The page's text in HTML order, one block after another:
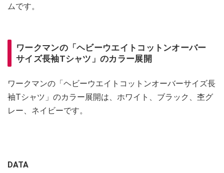
ムです。
ワークマンの「ヘビーウエイトコットンオーバー
サイズ長袖Tシャツ」のカラー展開
ワークマンの「ヘビーウエイトコットンオーバーサイズ長
袖Tシャツ」のカラー展開は、ホワイト、ブラック、杢グ
レー、ネイビーです。
DATA